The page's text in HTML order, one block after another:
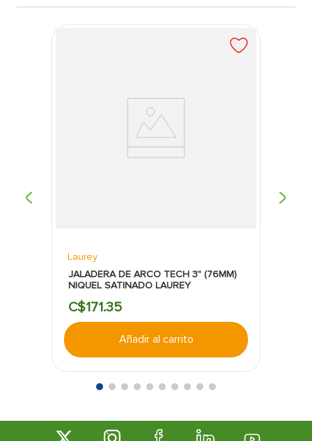
Laurey
JALADERA DE ARCO TECH 3" (76MM)
NIQUEL SATINADO LAUREY
C$171.35
Añadir al carrito